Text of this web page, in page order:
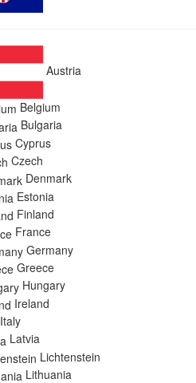
Austria
Belgium
Bulgaria
Cyprus
Czech
Denmark
Estonia
Finland
France
Germany
Greece
Hungary
Ireland
Italy
Latvia
Lichtenstein
Lithuania